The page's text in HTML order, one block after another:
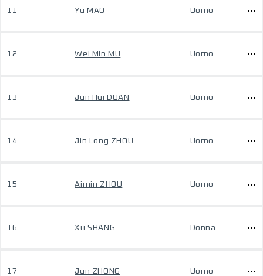
11 Yu MAO Uomo
12 Wei Min MU Uomo
13 Jun Hui DUAN Uomo
14 Jin Long ZHOU Uomo
15 Aimin ZHOU Uomo
16 Xu SHANG Donna
17 Jun ZHONG Uomo